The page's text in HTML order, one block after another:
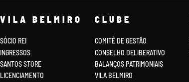
VILA BELMIRO
SÓCIO REI
INGRESSOS
SANTOS STORE
LICENCIAMENTO
CLUBE
COMITÊ DE GESTÃO
CONSELHO DELIBERATIVO
BALANÇOS PATRIMONIAIS
VILA BELMIRO